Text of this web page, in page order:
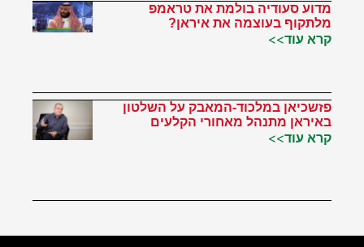
מדוע סעודיה בולמת את טראמפ
מלתקוף בעוצמה את איראן?
קרא עוד>>
פזשכיאן במלכוד-המאבק על השלטון
באיראן מתנהל מאחורי הקלעים
קרא עוד>>